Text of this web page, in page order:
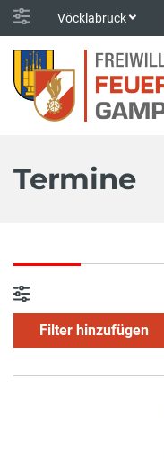
Vöcklabruck
Termine
Filter hinzufügen